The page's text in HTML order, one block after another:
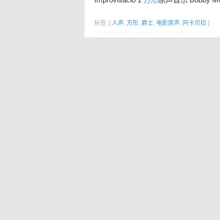
标签: [ 人声, 方形, 爵士, 电影原声, 阿卡贝拉 ]